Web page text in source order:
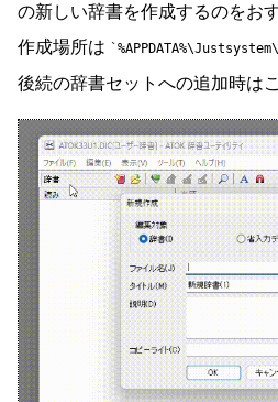
の新しい辞書を作成するのをお
作成場所は
後続の辞書セットへの追加時は